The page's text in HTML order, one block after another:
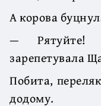
А корова
— Рятуйте!
зарепетувала
Побита,
додому.